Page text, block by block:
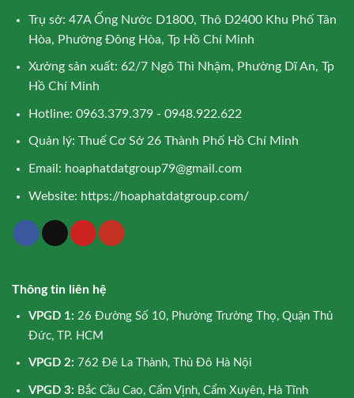
Trụ sở: 47A Ống Nước D1800, Thô D2400 Khu Phố Tân
Hòa, Phường Đông Hòa, Tp Hồ Chí Minh
Xưởng sản xuất: 62/7 Ngô Thì Nhậm, Phường Dĩ An, Tp
Hồ Chí Minh
Hotline: 0963.379.379 - 0948.922.622
Quản lý: Thuế Cơ Sở 26 Thành Phố Hồ Chí Minh
Email: hoaphatdatgroup79@gmail.com
Website: https://hoaphatdatgroup.com/
Thông tin liên hệ
VPGD 1: 26 Đường Số 10, Phường Trường Thọ, Quận Thủ
Đức, TP. HCM
VPGD 2: 762 Đê La Thành, Thủ Đô Hà Nội
VPGD 3: Bắc Cầu Cao, Cẩm Vịnh, Cẩm Xuyên, Hà Tĩnh